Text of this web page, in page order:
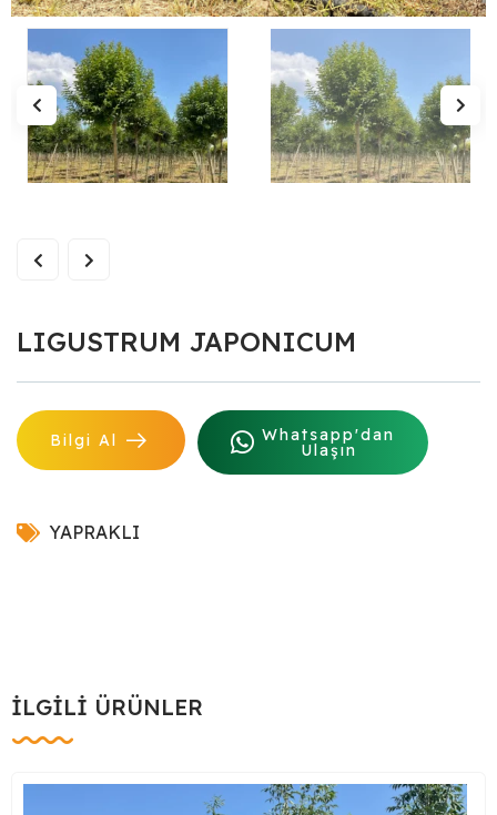
LIGUSTRUM JAPONICUM
Bilgi Al Whatsapp'dan
Ulaşın
YAPRAKLI
İLGILI ÜRÜNLER